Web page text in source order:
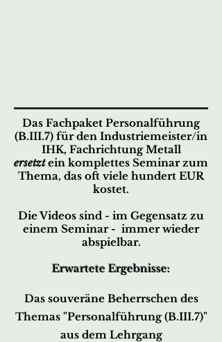
Das Fachpaket Personalführung
(B.III.7) für den Industriemeister/in
IHK, Fachrichtung Metall
ersetztein komplettes Seminar zum
Thema, das oft viele hundert EUR
kostet.
Die Videos sind - im Gegensatz zu
einem Seminar - immer wieder
abspielbar.
Erwartete Ergebnisse:
Das souveräne Beherrschen des
Themas "Personalführung (B.III.7)"
aus dem Lehrgang